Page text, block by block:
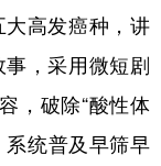
高发癌种，讲
，采用微短剧
，破除“酸性体
系统普及早筛早